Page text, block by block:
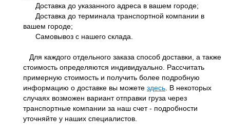
Доставка до указанного адреса в вашем городе;
Доставка до терминала транспортной компании в
вашем городе;
Самовывоз с нашего склада.
Для каждого отдельного заказа способ доставки, а также
стоимость определяются индивидуально. Рассчитать
примерную стоимость и получить более подробную
информацию о доставке вы можете здесь . В некоторых
случаях возможен вариант отправки груза через
транспортные компании за наш счет - подробности
уточняйте у наших специалистов.